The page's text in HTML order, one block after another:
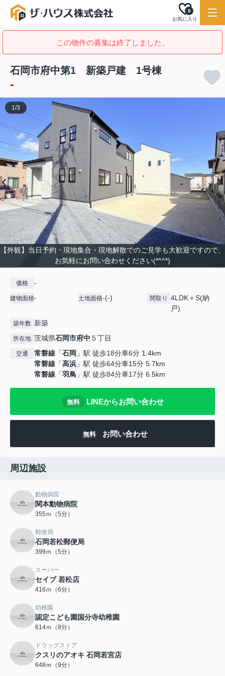
お気に入り
0
この物件の募集は終了しました。
石岡市府中第1 新築戸建 1号棟
-
【外観】当日予約・現地集合・現地解散でのご見学も大歓迎ですので、
お気軽にお問い合わせください(*^^*)
1/3
価格 -
建物面積- 土地面積-(-) 間取り
4LDK＋S(納
戸)
築年数 新築
所在地 茨城県石岡市府中 ５丁目
交通 常磐線 「石岡 」駅 徒歩18分車6分 1.4km
常磐線 「高浜 」駅 徒歩64分車15分 5.7km
常磐線 「羽鳥 」駅 徒歩84分車17分 6.5km
無料 LINEからお問い合わせ
無料 お問い合わせ
周辺施設
動物病院
関本動物病院
355ｍ（5分）
郵便局
石岡若松郵便局
399ｍ（5分）
スーパー
セイブ 若松店
416ｍ（6分）
幼稚園
認定こども園国分寺幼稚園
614ｍ（8分）
ドラッグストア
クスリのアオキ 石岡若宮店
648ｍ（9分）